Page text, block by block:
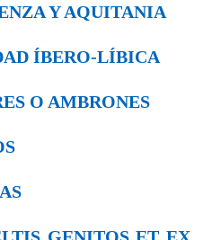
Y AQUITANIA
ÍBERO-LÍBICA
O AMBRONES